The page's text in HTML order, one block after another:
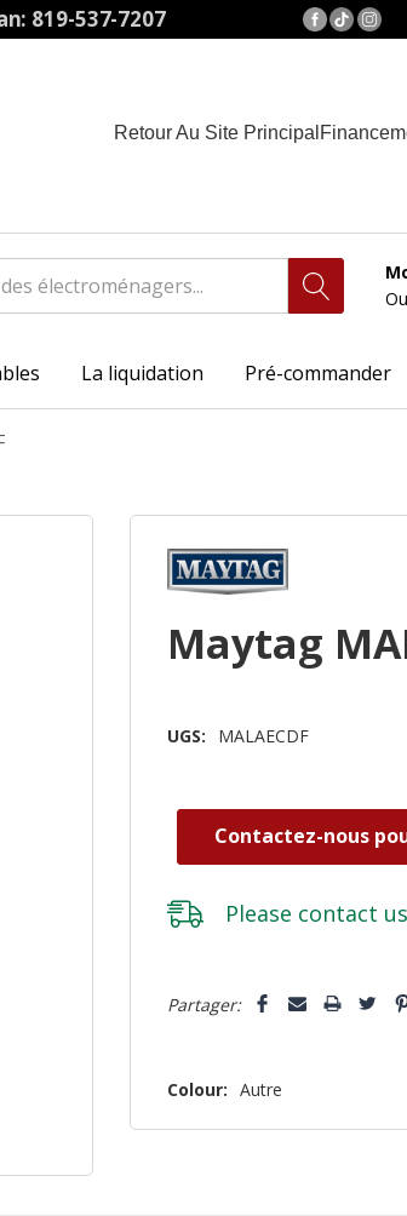
819-537-7207
Retour Au Site Principal
La liquidation Pré-commander
Maytag
UGS: MALAECDF
Contactez-nous
Please contact us
vous!
Partager:
Colour: Autre